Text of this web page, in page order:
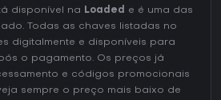
disponível na Loaded
e é uma das
Todas as chaves listadas no
digitalmente e disponíveis para
o pagamento. Os preços já
e códigos promocionais
sempre o preço mais baixo de